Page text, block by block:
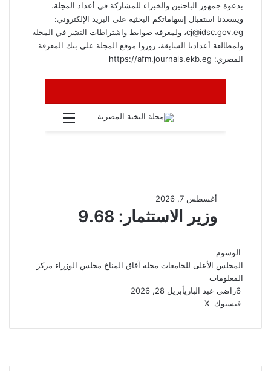
بدعوة جمهور الباحثين والخبراء للمشاركة في أعداد المجلة،
ويسعدنا استقبال إسهاماتكم البحثية على البريد الإلكتروني:
cj@idsc.gov.eg، ولمعرفة ضوابط واشتراطات النشر في المجلة
ولمطالعة أعدادنا السابقة، زوروا موقع المجلة على بنك المعرفة
المصري: https://afm.journals.ekb.eg
الوسوم
المجلس الأعلى للجامعات مجلة آفاق المناخ مجلس الوزراء مركز
المعلومات
راضي عبد الباريأبريل 28, 2026
فيسبوك ‫X
البريد